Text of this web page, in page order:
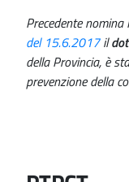
Precedente nomina
del 15.6.2017il
della Provincia, è
prevenzione della